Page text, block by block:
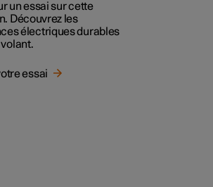
un essai sur cette
Découvrez les
électriques durables
essai